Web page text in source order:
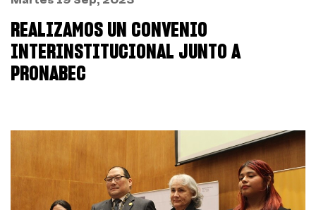
REALIZAMOS UN CONVENIO
INTERINSTITUCIONAL JUNTO A
PRONABEC